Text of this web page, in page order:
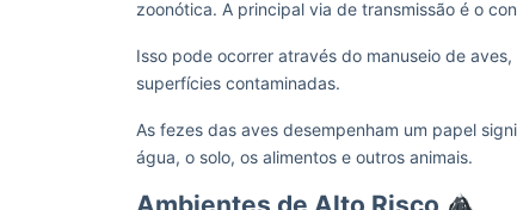
zoonótica. A principal via de transmissão é o
Isso pode ocorrer através do manuseio de
superfícies contaminadas.
As fezes das aves desempenham um papel
água, o solo, os alimentos e outros animais.